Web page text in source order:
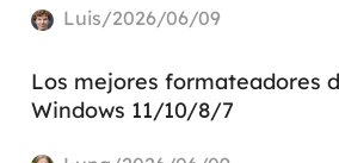
Luis/2026/06/09
Los mejores formateadores
Windows 11/10/8/7